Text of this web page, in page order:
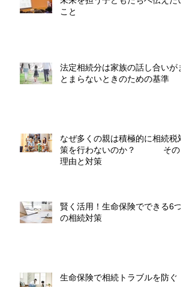
こと
法定相続分は家族の話し合いがま
とまらないときのための基準
なぜ多くの親は積極的に相続税対
策を行わないのか？ その
理由と対策
賢く活用！生命保険でできる6つ
の相続対策
生命保険で相続トラブルを防ぐ